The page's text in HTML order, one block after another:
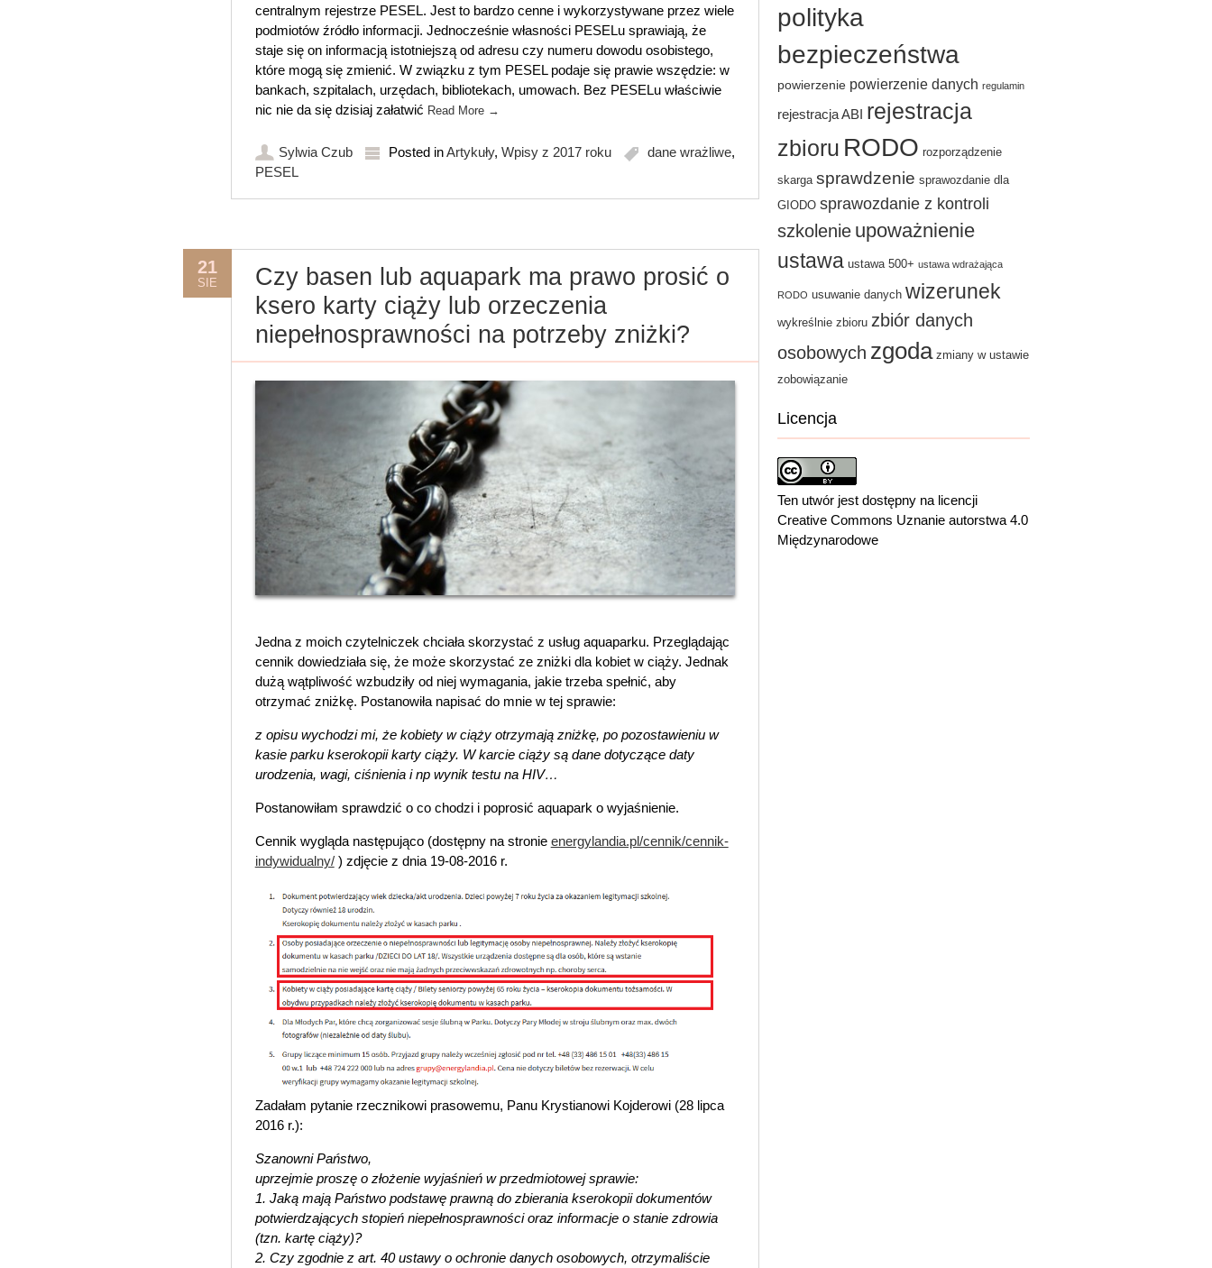
centralnym rejestrze PESEL. Jest to bardzo cenne i wykorzystywane przez wiele
podmiotów źródło informacji. Jednocześnie własności PESELu sprawiają, że
staje się on informacją istotniejszą od adresu czy numeru dowodu osobistego,
które mogą się zmienić. W związku z tym PESEL podaje się prawie wszędzie: w
bankach, szpitalach, urzędach, bibliotekach, umowach. Bez PESELu właściwie
nic nie da się dzisiaj załatwić Read More →
Sylwia Czub Posted inArtykuły, Wpisy z 2017 roku dane wrażliwe,
PESEL
21
SIE
Czy basen lub aquapark ma prawo prosić o
ksero karty ciąży lub orzeczenia
niepełnosprawności na potrzeby zniżki?
Jedna z moich czytelniczek chciała skorzystać z usług aquaparku. Przeglądając
cennik dowiedziała się, że może skorzystać ze zniżki dla kobiet w ciąży. Jednak
dużą wątpliwość wzbudziły od niej wymagania, jakie trzeba spełnić, aby
otrzymać zniżkę. Postanowiła napisać do mnie w tej sprawie:
z opisu wychodzi mi, że kobiety w ciąży otrzymają zniżkę, po pozostawieniu w
kasie parku kserokopii karty ciąży. W karcie ciąży są dane dotyczące daty
urodzenia, wagi, ciśnienia i np wynik testu na HIV…
Postanowiłam sprawdzić o co chodzi i poprosić aquapark o wyjaśnienie.
Cennik wygląda następująco (dostępny na stronie energylandia.pl/cennik/cennik-
indywidualny/) zdjęcie z dnia 19-08-2016 r.
Zadałam pytanie rzecznikowi prasowemu, Panu Krystianowi Kojderowi (28 lipca
2016 r.):
Szanowni Państwo,
uprzejmie proszę o złożenie wyjaśnień w przedmiotowej sprawie:
1. Jaką mają Państwo podstawę prawną do zbierania kserokopii dokumentów
potwierdzających stopień niepełnosprawności oraz informacje o stanie zdrowia
(tzn. kartę ciąży)?
2. Czy zgodnie z art. 40 ustawy o ochronie danych osobowych, otrzymaliście
polityka
bezpieczeństwa
powierzenie powierzenie danych regulamin
rejestracja ABI rejestracja
zbioru RODO rozporządzenie
skarga sprawdzenie sprawozdanie dla
GIODO sprawozdanie z kontroli
szkolenie upoważnienie
ustawa ustawa 500+ ustawa wdrażająca
RODO usuwanie danych wizerunek
wykreślnie zbioru zbiór danych
osobowych zgoda zmiany w ustawie
zobowiązanie
Licencja
Ten utwór jest dostępny na licencji
Creative Commons Uznanie autorstwa 4.0
Międzynarodowe